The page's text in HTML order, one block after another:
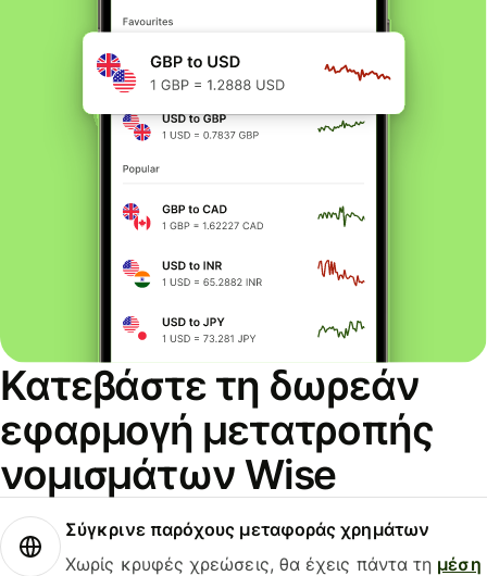
Κατεβάστε τη δωρεάν
εφαρμογή μετατροπής
νομισμάτων Wise
Σύγκρινε παρόχους μεταφοράς χρημάτων
Χωρίς κρυφές χρεώσεις, θα έχεις πάντα τη μέση